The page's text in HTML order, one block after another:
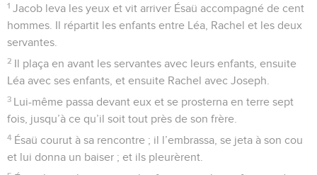
1 Jacob leva les yeux et vit arriver Ésaü accompagné de cent
hommes. Il répartit les enfants entre Léa, Rachel et les deux
servantes.
2 Il plaça en avant les servantes avec leurs enfants, ensuite
Léa avec ses enfants, et ensuite Rachel avec Joseph.
3 Lui-même passa devant eux et se prosterna en terre sept
fois, jusqu’à ce qu’il soit tout près de son frère.
4 Ésaü courut à sa rencontre ; il l’embrassa, se jeta à son cou
et lui donna un baiser ; et ils pleurèrent.